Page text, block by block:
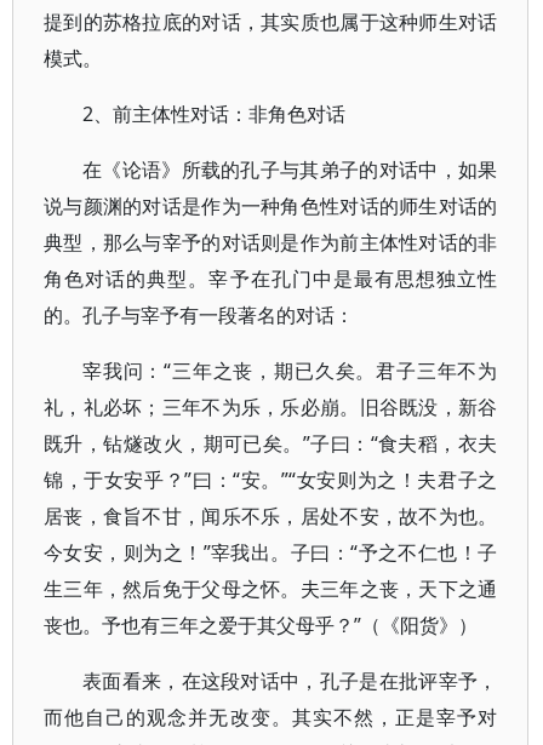
提到的苏格拉底的对话，其实质也属于这种师生对话
模式。
2、前主体性对话：非角色对话
在《论语》所载的孔子与其弟子的对话中，如果
说与颜渊的对话是作为一种角色性对话的师生对话的
典型，那么与宰予的对话则是作为前主体性对话的非
角色对话的典型。宰予在孔门中是最有思想独立性
的。孔子与宰予有一段著名的对话：
宰我问：“三年之丧，期已久矣。君子三年不为
礼，礼必坏；三年不为乐，乐必崩。旧谷既没，新谷
既升，钻燧改火，期可已矣。”子曰：“食夫稻，衣夫
锦，于女安乎？”曰：“安。”“女安则为之！夫君子之
居丧，食旨不甘，闻乐不乐，居处不安，故不为也。
今女安，则为之！”宰我出。子曰：“予之不仁也！子
生三年，然后免于父母之怀。夫三年之丧，天下之通
丧也。予也有三年之爱于其父母乎？”（《阳货》）
表面看来，在这段对话中，孔子是在批评宰予，
而他自己的观念并无改变。其实不然，正是宰予对